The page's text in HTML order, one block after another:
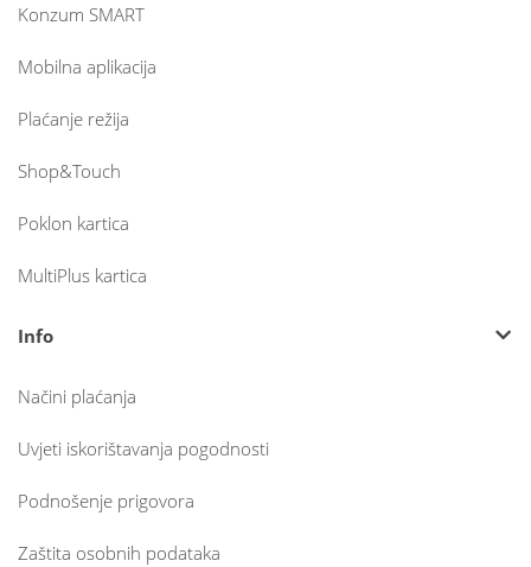
Konzum SMART
Mobilna aplikacija
Plaćanje režija
Shop&Touch
Poklon kartica
MultiPlus kartica
Info
Načini plaćanja
Uvjeti iskorištavanja pogodnosti
Podnošenje prigovora
Zaštita osobnih podataka